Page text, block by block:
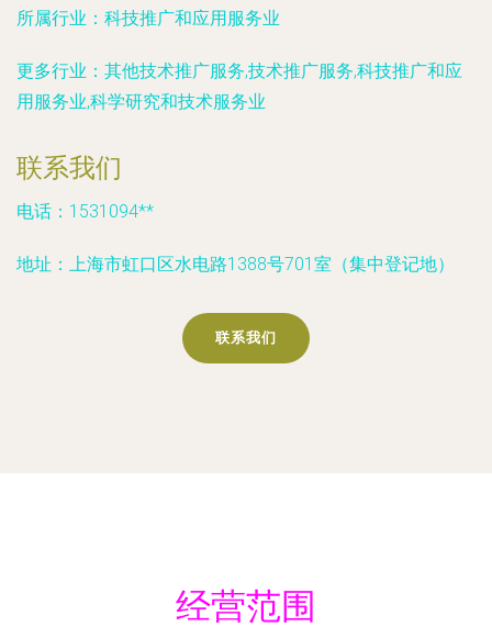
所属行业： 科技推广和应用服务业
更多行业： 其他技术推广服务,技术推广服务,科技推广和应
用服务业,科学研究和技术服务业
联系我们
电话：1531094**
地址：上海市虹口区水电路1388号701室（集中登记地）
联系我们
经营范围